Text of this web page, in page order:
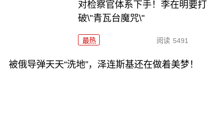
对检察官体系下手！李在明要打
破\"青瓦台魔咒\"
最热 阅读 5491
被俄导弹天天“洗地”，泽连斯基还在做着美梦！